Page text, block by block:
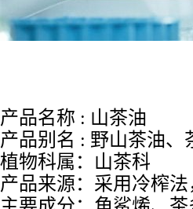
产品名称 : 山茶油
产品别名 : 野山茶油、
植物科属：山茶科
产品来源：采用冷榨